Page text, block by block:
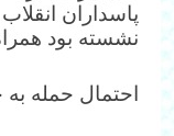
پاسداران
نشسته بود
احتمال حمله به